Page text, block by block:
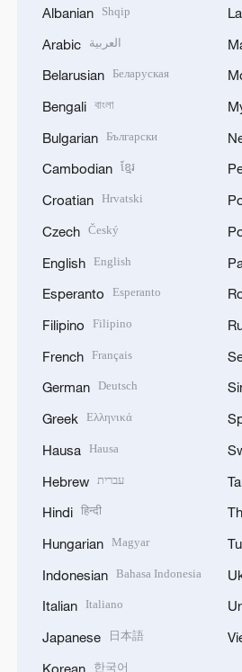
Albanian Shqip
Arabic العربية
Belarusian Беларуская
Bengali বাংলা
Bulgarian Български
Cambodian ខ្មែរ
Croatian Hrvatski
Czech Český
English English
Esperanto Esperanto
Filipino Filipino
French Français
German Deutsch
Greek Ελληνικά
Hausa Hausa
Hebrew עברית
Hindi हिन्दी
Hungarian Magyar
Indonesian Bahasa Indonesia
Italian Italiano
Japanese 日本語
Korean 한국어